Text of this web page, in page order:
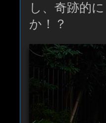
し、奇跡的
か！？